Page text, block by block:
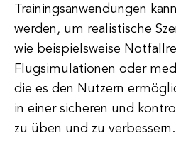
Trainingsanwendungen
werden, um realistische
wie beispielsweise
Flugsimulationen oder
die es den Nutzern
in einer sicheren und
zu üben und zu verbessern.